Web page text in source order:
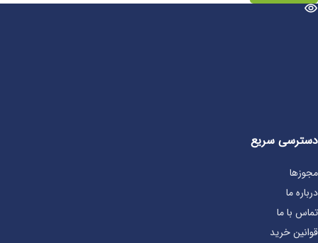
دسترسی سریع
مجوزها
درباره ما
تماس با ما
قوانین خرید